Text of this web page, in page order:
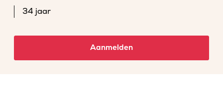
34 jaar
Aanmelden